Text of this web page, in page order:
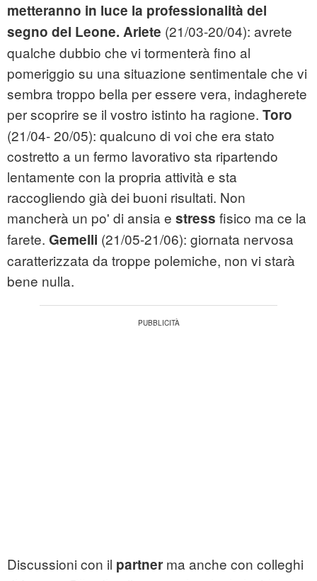
metteranno in luce la professionalità del
segno del Leone. Ariete (21/03-20/04): avrete
qualche dubbio che vi tormenterà fino al
pomeriggio su una situazione sentimentale che vi
sembra troppo bella per essere vera, indagherete
per scoprire se il vostro istinto ha ragione. Toro
(21/04- 20/05): qualcuno di voi che era stato
costretto a un fermo lavorativo sta ripartendo
lentamente con la propria attività e sta
raccogliendo già dei buoni risultati. Non
mancherà un po' di ansia e stress fisico ma ce la
farete. Gemelli (21/05-21/06): giornata nervosa
caratterizzata da troppe polemiche, non vi starà
bene nulla.
Discussioni con il partner ma anche con colleghi